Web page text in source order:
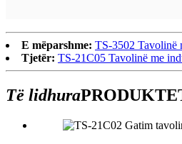
E mëparshme: TS-3502 Tavolinë
Tjetër: TS-21C05 Tavolinë me
Të lidhura